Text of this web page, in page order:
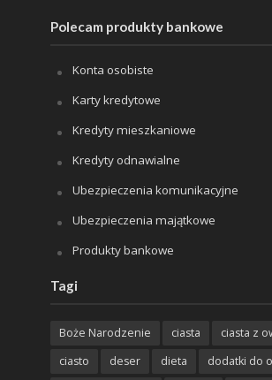
Polecam produkty bankowe
Konta osobiste
Karty kredytowe
Kredyty mieszkaniowe
Kredyty odnawialne
Ubezpieczenia komunikacyjne
Ubezpieczenia majątkowe
Produkty bankowe
Tagi
Boże Narodzenie ciasta
ciasta z
ciasto
deser dieta
dodatki do